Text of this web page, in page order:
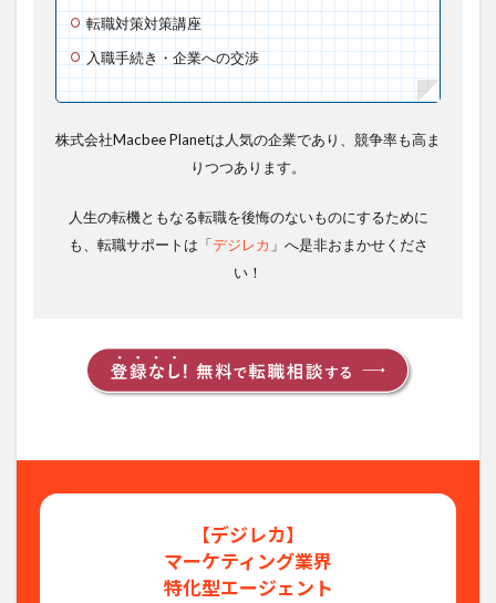
転職対策対策講座
入職手続き・企業への交渉
株式会社Macbee Planetは人気の企業であり、競争率も高ま
りつつあります。
人生の転機ともなる転職を後悔のないものにするために
も、転職サポートは「デジレカ 」へ是非おまかせくださ
い！
【デジレカ】
マーケティング業界
特化型エージェント